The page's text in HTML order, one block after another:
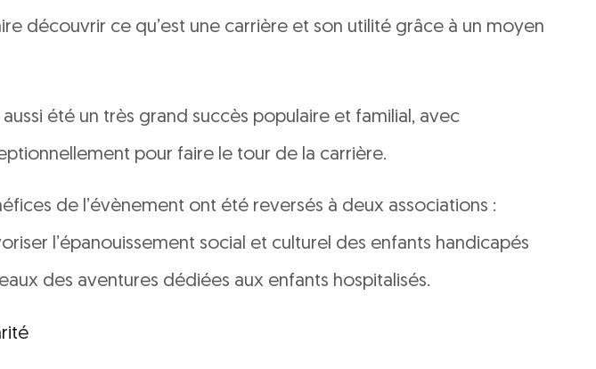
découvrir ce qu’est une carrière et son utilité grâce à un moyen
été un très grand succès populaire et familial, avec
pour faire le tour de la carrière.
de l’évènement ont été reversés à deux associations :
l’épanouissement social et culturel des enfants handicapés
des aventures dédiées aux enfants hospitalisés.